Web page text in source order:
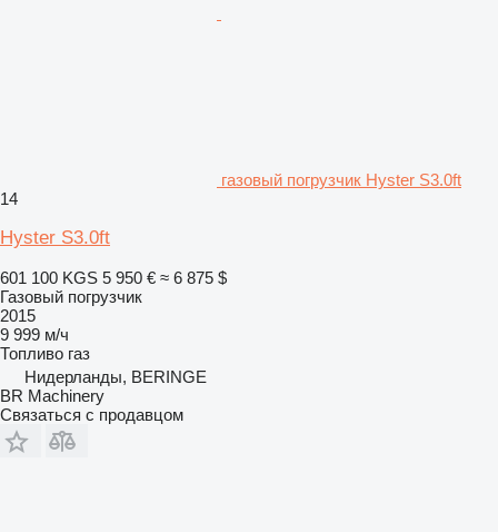
газовый погрузчик Hyster S3.0ft
14
Hyster S3.0ft
601 100 KGS 5 950 € ≈ 6 875 $
Газовый погрузчик
2015
9 999 м/ч
Топливо газ
Нидерланды, BERINGE
BR Machinery
Связаться с продавцом